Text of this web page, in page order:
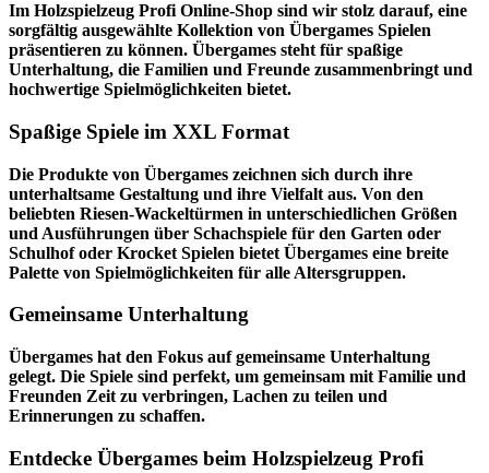
Im Holzspielzeug Profi Online-Shop sind wir stolz darauf, eine
sorgfältig ausgewählte Kollektion von Übergames Spielen
präsentieren zu können. Übergames steht für spaßige
Unterhaltung, die Familien und Freunde zusammenbringt und
hochwertige Spielmöglichkeiten bietet.
Spaßige Spiele im XXL Format
Die Produkte von Übergames zeichnen sich durch ihre
unterhaltsame Gestaltung und ihre Vielfalt aus. Von den
beliebten Riesen-Wackeltürmen in unterschiedlichen Größen
und Ausführungen über Schachspiele für den Garten oder
Schulhof oder Krocket Spielen bietet Übergames eine breite
Palette von Spielmöglichkeiten für alle Altersgruppen.
Gemeinsame Unterhaltung
Übergames hat den Fokus auf gemeinsame Unterhaltung
gelegt. Die Spiele sind perfekt, um gemeinsam mit Familie und
Freunden Zeit zu verbringen, Lachen zu teilen und
Erinnerungen zu schaffen.
Entdecke Übergames beim Holzspielzeug Profi